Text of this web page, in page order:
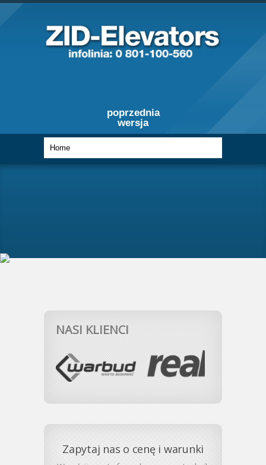
poprzednia
wersja
NASI KLIENCI
Zapytaj nas o cenę i warunki